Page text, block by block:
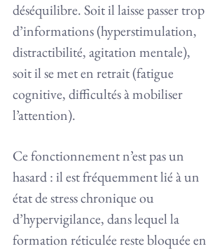
déséquilibre. Soit il laisse passer trop
d’informations (hyperstimulation,
distractibilité, agitation mentale),
soit il se met en retrait (fatigue
cognitive, difficultés à mobiliser
l’attention).
Ce fonctionnement n’est pas un
hasard : il est fréquemment lié à un
état de stress chronique ou
d’hypervigilance, dans lequel la
formation réticulée reste bloquée en